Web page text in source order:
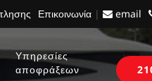
Επικοινωνία | email
Υπηρεσίες
αποφράξεων